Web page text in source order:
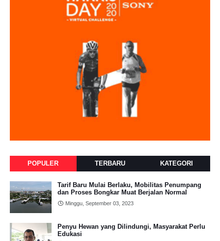
POPULER TERBARU KATEGORI
Tarif Baru Mulai Berlaku, Mobilitas Penumpang
dan Proses Bongkar Muat Berjalan Normal
Minggu, September 03, 2023
Penyu Hewan yang Dilindungi, Masyarakat Perlu
Edukasi